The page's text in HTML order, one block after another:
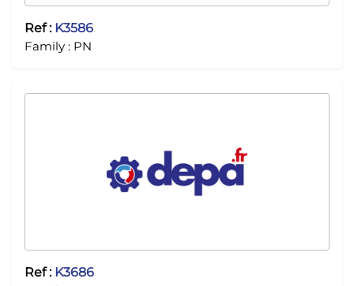
Ref : K3586
Family : PN
Ref : K3686